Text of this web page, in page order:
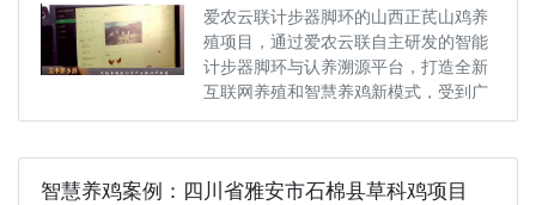
爱农云联计步器脚环的山西正芪山鸡养
殖项目，通过爱农云联自主研发的智能
计步器脚环与认养溯源平台，打造全新
互联网养殖和智慧养鸡新模式，受到广
泛···
智慧养鸡案例：四川省雅安市石棉县草科鸡项目